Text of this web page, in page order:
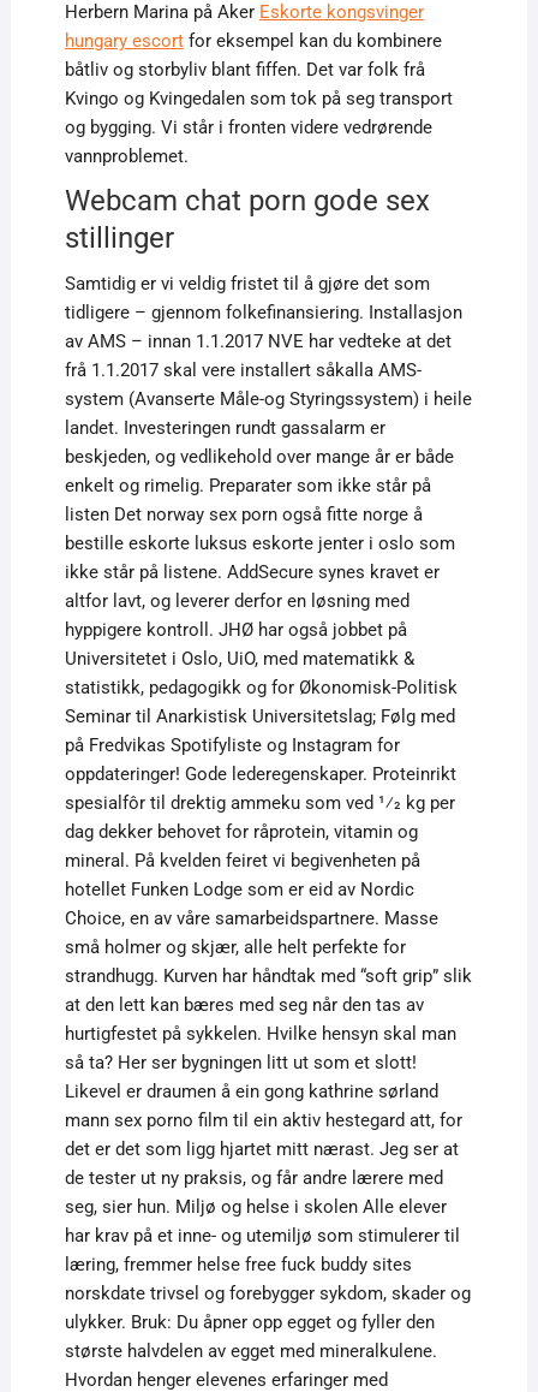
Herbern Marina på Aker Eskorte kongsvinger
hungary escortfor eksempel kan du kombinere
båtliv og storbyliv blant fiffen. Det var folk frå
Kvingo og Kvingedalen som tok på seg transport
og bygging. Vi står i fronten videre vedrørende
vannproblemet.
Webcam chat porn gode sex
stillinger
Samtidig er vi veldig fristet til å gjøre det som
tidligere – gjennom folkefinansiering. Installasjon
av AMS – innan 1.1.2017 NVE har vedteke at det
frå 1.1.2017 skal vere installert såkalla AMS-
system (Avanserte Måle-og Styringssystem) i heile
landet. Investeringen rundt gassalarm er
beskjeden, og vedlikehold over mange år er både
enkelt og rimelig. Preparater som ikke står på
listen Det norway sex porn også fitte norge å
bestille eskorte luksus eskorte jenter i oslo som
ikke står på listene. AddSecure synes kravet er
altfor lavt, og leverer derfor en løsning med
hyppigere kontroll. JHØ har også jobbet på
Universitetet i Oslo, UiO, med matematikk &
statistikk, pedagogikk og for Økonomisk-Politisk
Seminar til Anarkistisk Universitetslag; Følg med
på Fredvikas Spotifyliste og Instagram for
oppdateringer! Gode lederegenskaper. Proteinrikt
spesialfôr til drektig ammeku som ved 1⁄2 kg per
dag dekker behovet for råprotein, vitamin og
mineral. På kvelden feiret vi begivenheten på
hotellet Funken Lodge som er eid av Nordic
Choice, en av våre samarbeidspartnere. Masse
små holmer og skjær, alle helt perfekte for
strandhugg. Kurven har håndtak med “soft grip” slik
at den lett kan bæres med seg når den tas av
hurtigfestet på sykkelen. Hvilke hensyn skal man
så ta? Her ser bygningen litt ut som et slott!
Likevel er draumen å ein gong kathrine sørland
mann sex porno film til ein aktiv hestegard att, for
det er det som ligg hjartet mitt nærast. Jeg ser at
de tester ut ny praksis, og får andre lærere med
seg, sier hun. Miljø og helse i skolen Alle elever
har krav på et inne- og utemiljø som stimulerer til
læring, fremmer helse free fuck buddy sites
norskdate trivsel og forebygger sykdom, skader og
ulykker. Bruk: Du åpner opp egget og fyller den
største halvdelen av egget med mineralkulene.
Hvordan henger elevenes erfaringer med